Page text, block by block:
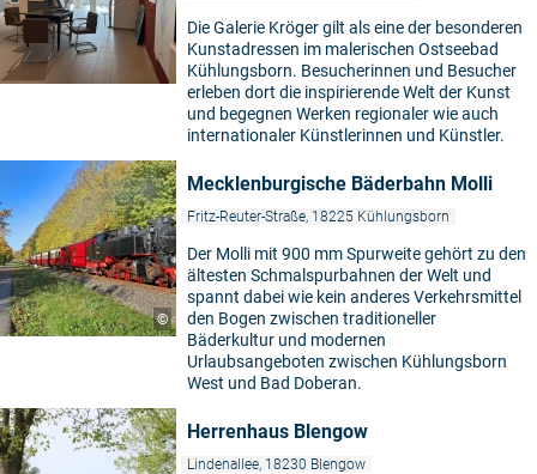
Die Galerie Kröger gilt als eine der besonderen
Kunstadressen im malerischen Ostseebad
Kühlungsborn. Besucherinnen und Besucher
erleben dort die inspirierende Welt der Kunst
und begegnen Werken regionaler wie auch
internationaler Künstlerinnen und Künstler.
©
Mecklenburgische Bäderbahn Molli
Fritz-Reuter-Straße, 18225 Kühlungsborn
Der Molli mit 900 mm Spurweite gehört zu den
ältesten Schmalspurbahnen der Welt und
spannt dabei wie kein anderes Verkehrsmittel
den Bogen zwischen traditioneller
Bäderkultur und modernen
Urlaubsangeboten zwischen Kühlungsborn
West und Bad Doberan.
Herrenhaus Blengow
Lindenallee, 18230 Blengow